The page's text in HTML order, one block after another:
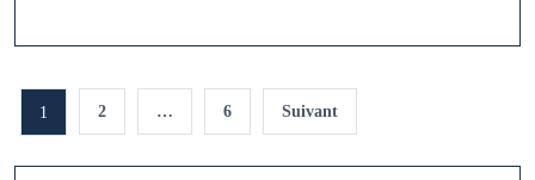
Mille
Pagination
des
publications
1 2 … 6 Suivant